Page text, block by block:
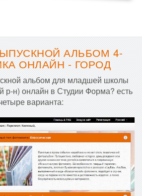
АЛЬБОМ 4-
ОНЛАЙН - ГОРОД
альбом для младшей школы
р-н) онлайн в Студии Форма? есть
варианта: